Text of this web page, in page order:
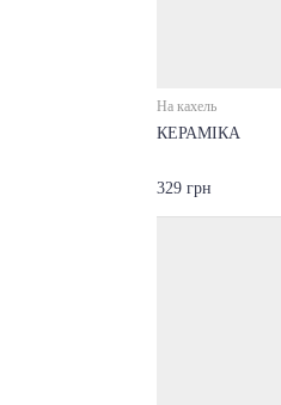
На кахель
КЕРАМІКА
329 грн